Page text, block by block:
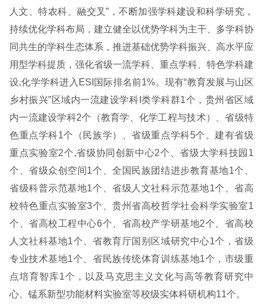
人文、特农科、融交叉”，不断加强学科建设和科学研究，
持续优化学科布局，建立健全以优势学科为主干、多学科协
同共生的学科生态体系，推进基础优势学科振兴、高水平应
用型学科提质，强化省级一流学科、重点学科、特色学科建
设,化学学科进入ESI国际排名前1%。现有“教育发展与山区
乡村振兴”区域内一流建设学科I类学科群1个，贵州省区域
内一流建设学科2个（教育学、化学工程与技术）、省级特
色重点学科1个（民族学）、省级重点学科5个。建有省级
重点实验室2个,省级协同创新中心2个、省级大学科技园1
个、省级众创空间1个、全国民族团结进步教育基地1个、
省级科普示范基地1个、省级人文社科示范基地1个、省高
校特色重点实验室3个、贵州省高校哲学社会科学实验室1
个、省高校工程中心6个、省高校产学研基地2个、省高校
人文社科基地1个、省教育厅国别区域研究中心1个，省级
专业技术基地1个、省民族传统体育训练基地1个，市级重
点培育智库1个，以及马克思主义文化与高等教育研究中
心、锰系新型功能材料实验室等校级实体科研机构11个。